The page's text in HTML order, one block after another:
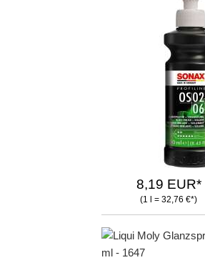
8,19 EUR*
(1 l = 32,76 €*)